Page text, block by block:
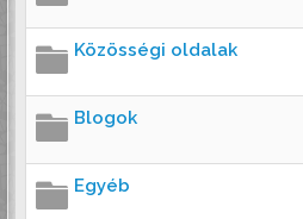
Közösségi oldalak
Blogok
Egyéb